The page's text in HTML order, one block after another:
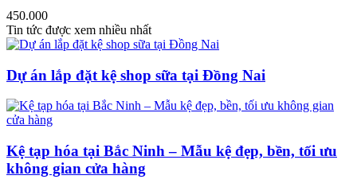
450.000
Tin tức được xem nhiều nhất
Dự án lắp đặt kệ shop sữa tại Đồng Nai
Kệ tạp hóa tại Bắc Ninh – Mẫu kệ đẹp, bền, tối ưu
không gian cửa hàng